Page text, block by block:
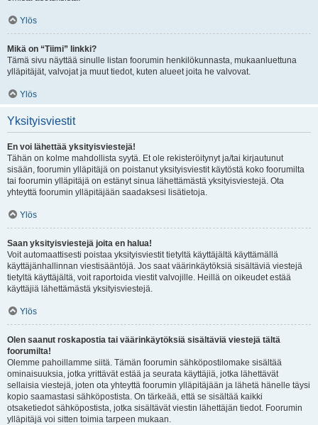
Ylös
Mikä on “Tiimi” linkki?
Tämä sivu näyttää sinulle listan foorumin henkilökunnasta, mukaanluettuna
ylläpitäjät, valvojat ja muut tiedot, kuten alueet joita he valvovat.
Ylös
Yksityisviestit
En voi lähettää yksityisviestejä!
Tähän on kolme mahdollista syytä. Et ole rekisteröitynyt ja/tai kirjautunut
sisään, foorumin ylläpitäjä on poistanut yksityisviestit käytöstä koko foorumilta
tai foorumin ylläpitäjä on estänyt sinua lähettämästä yksityisviestejä. Ota
yhteyttä foorumin ylläpitäjään saadaksesi lisätietoja.
Ylös
Saan yksityisviestejä joita en halua!
Voit automaattisesti poistaa yksityisviestit tietyltä käyttäjältä käyttämällä
käyttäjänhallinnan viestisääntöjä. Jos saat väärinkäytöksiä sisältäviä viestejä
tietyltä käyttäjältä, voit raportoida viestit valvojille. Heillä on oikeudet estää
käyttäjiä lähettämästä yksityisviestejä.
Ylös
Olen saanut roskapostia tai väärinkäytöksiä sisältäviä viestejä tältä
foorumilta!
Olemme pahoillamme siitä. Tämän foorumin sähköpostilomake sisältää
ominaisuuksia, jotka yrittävät estää ja seurata käyttäjiä, jotka lähettävät
sellaisia viestejä, joten ota yhteyttä foorumin ylläpitäjään ja lähetä hänelle täysi
kopio saamastasi sähköpostista. On tärkeää, että se sisältää kaikki
otsaketiedot sähköpostista, jotka sisältävät viestin lähettäjän tiedot. Foorumin
ylläpitäjä voi sitten toimia tarpeen mukaan.